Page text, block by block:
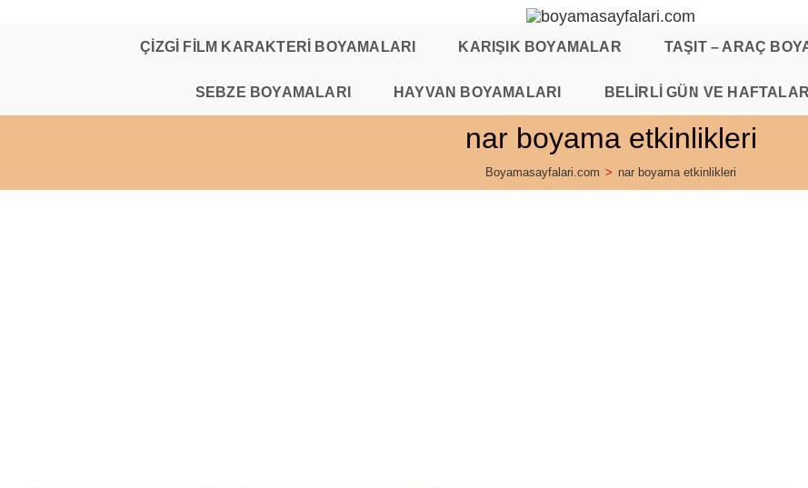
ÇİZGİ FİLM KARAKTERİ BOYAMALARI KARIŞIK BOYAMALAR TAŞIT – ARAÇ
SEBZE BOYAMALARI HAYVAN BOYAMALARI BELİRLİ GÜN VE HAFTALAR
nar boyama etkinlikleri
Boyamasayfalari.com > nar boyama etkinlikleri